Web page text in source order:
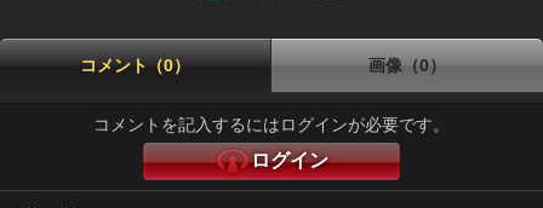
コメント（0） 画像（0）
コメントを記入するにはログインが必要です。
ログイン